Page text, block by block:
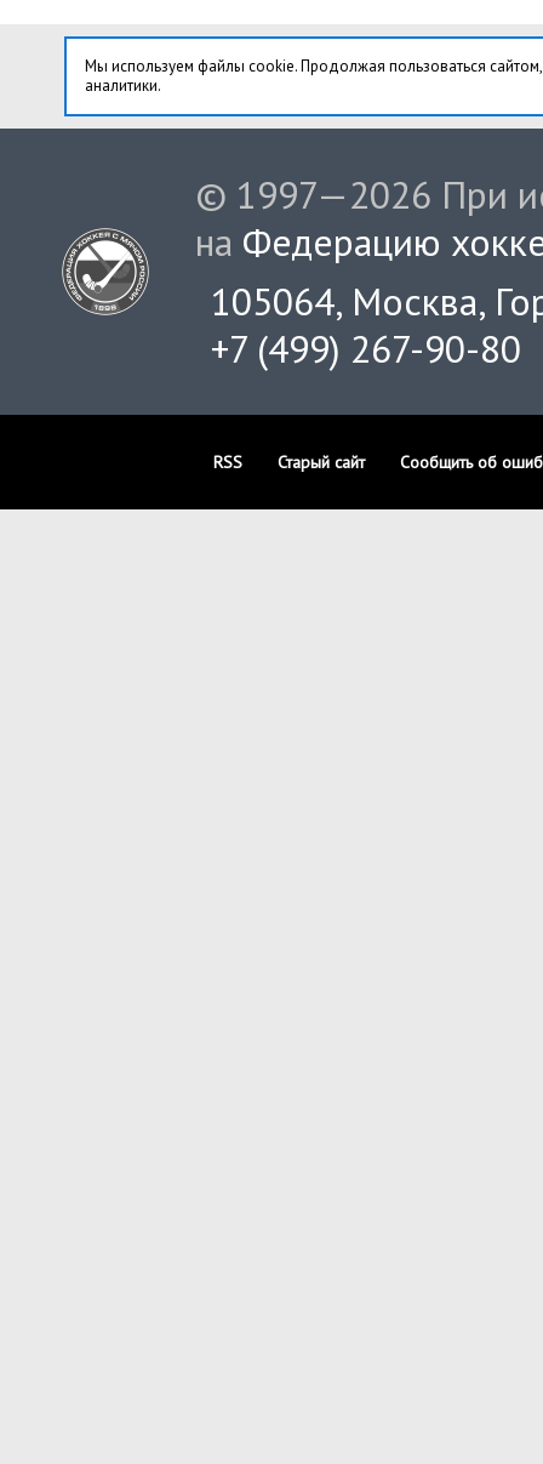
Мы используем файлы cookie. Продолжая пользоваться
аналитики.
© 1997—2026 При
на Федерацию
105064, Москва,
+7 (499) 267-90-80
RSS Старый сайт Сообщить об